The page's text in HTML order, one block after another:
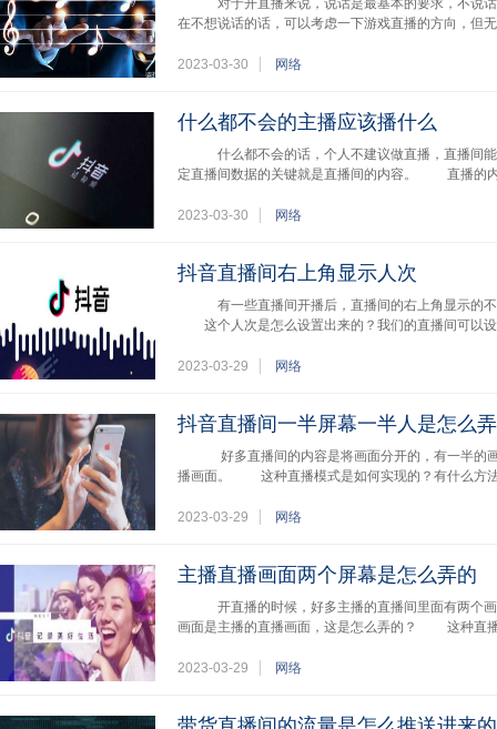
对于开直播来说，说话是最基本的要求，不说
在不想说话的话，可以考虑一下游戏直播的方向，但
2023-03-30 网络
什么都不会的主播应该播什么
什么都不会的话，个人不建议做直播，直播间能
定直播间数据的关键就是直播间的内容。 直播的
2023-03-30 网络
抖音直播间右上角显示人次
有一些直播间开播后，直播间的右上角显示的不
这个人次是怎么设置出来的？我们的直播间可
2023-03-29 网络
抖音直播间一半屏幕一半人是怎么
好多直播间的内容是将画面分开的，有一半的画
播画面。 这种直播模式是如何实现的？有什么
2023-03-29 网络
主播直播画面两个屏幕是怎么弄的
开直播的时候，好多主播的直播间里面有两个画
画面是主播的直播画面，这是怎么弄的？ 这种直
2023-03-29 网络